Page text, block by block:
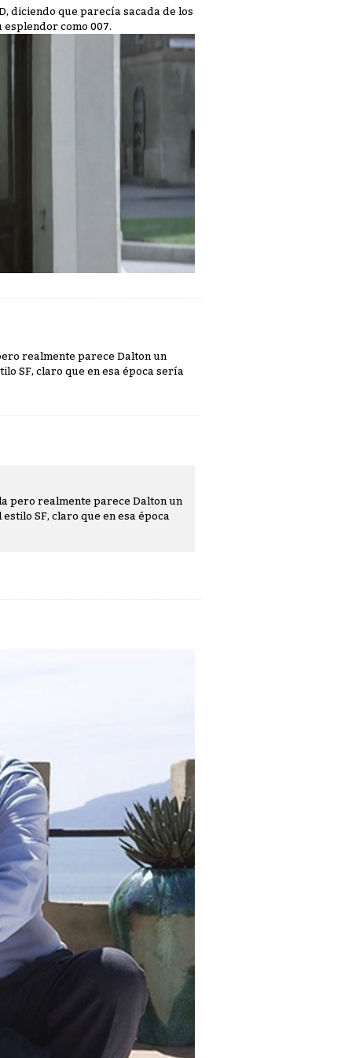
diciendo que parecía sacada de los
esplendor como 007.
realmente parece Dalton un
SF, claro que en esa época sería
pero realmente parece Dalton un
SF, claro que en esa época